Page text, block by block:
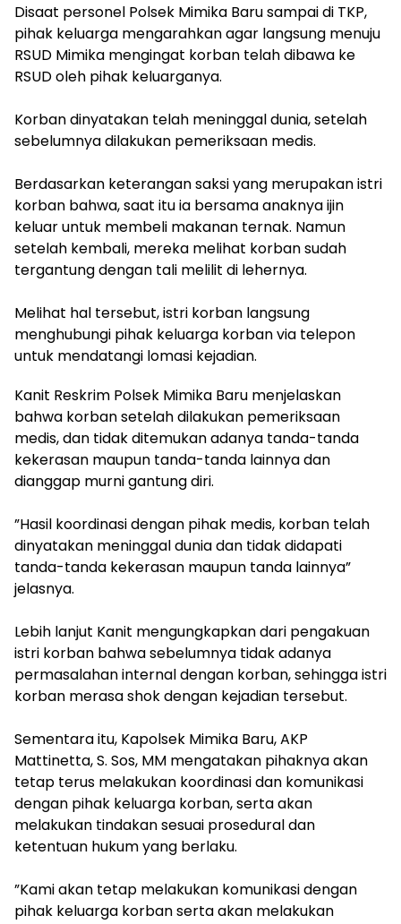
‎Disaat personel Polsek Mimika Baru sampai di TKP,
pihak keluarga mengarahkan agar langsung menuju
RSUD Mimika mengingat korban telah dibawa ke
RSUD oleh pihak keluarganya.
Korban dinyatakan telah meninggal dunia, setelah
sebelumnya dilakukan pemeriksaan medis.
‎Berdasarkan keterangan saksi yang merupakan istri
korban bahwa, saat itu ia bersama anaknya ijin
keluar untuk membeli makanan ternak. Namun
setelah kembali, mereka melihat korban sudah
tergantung dengan tali melilit di lehernya.
‎Melihat hal tersebut, istri korban langsung
menghubungi pihak keluarga korban via telepon
untuk mendatangi lomasi kejadian.
Kanit Reskrim Polsek Mimika Baru menjelaskan
bahwa korban setelah dilakukan pemeriksaan
medis, dan tidak ditemukan adanya tanda-tanda
kekerasan maupun tanda-tanda lainnya dan
dianggap murni gantung diri.
‎”Hasil koordinasi dengan pihak medis, korban telah
dinyatakan meninggal dunia dan tidak didapati
tanda-tanda kekerasan maupun tanda lainnya”
jelasnya.
Lebih lanjut Kanit mengungkapkan dari pengakuan
istri korban bahwa sebelumnya tidak adanya
permasalahan internal dengan korban, sehingga istri
korban merasa shok dengan kejadian tersebut.
Sementara itu, Kapolsek Mimika Baru, AKP
Mattinetta, S. Sos, MM‎ mengatakan pihaknya akan
tetap terus melakukan koordinasi dan komunikasi
dengan pihak keluarga korban, serta akan
melakukan tindakan sesuai prosedural dan
ketentuan hukum yang berlaku.
‎”Kami akan tetap melakukan komunikasi dengan
pihak keluarga korban serta akan melakukan